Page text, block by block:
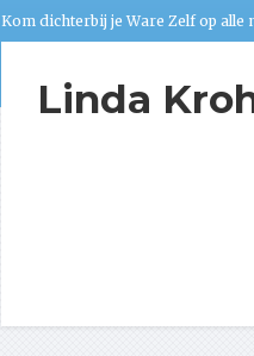
Kom dichterbij je Ware Zelf op alle
Linda